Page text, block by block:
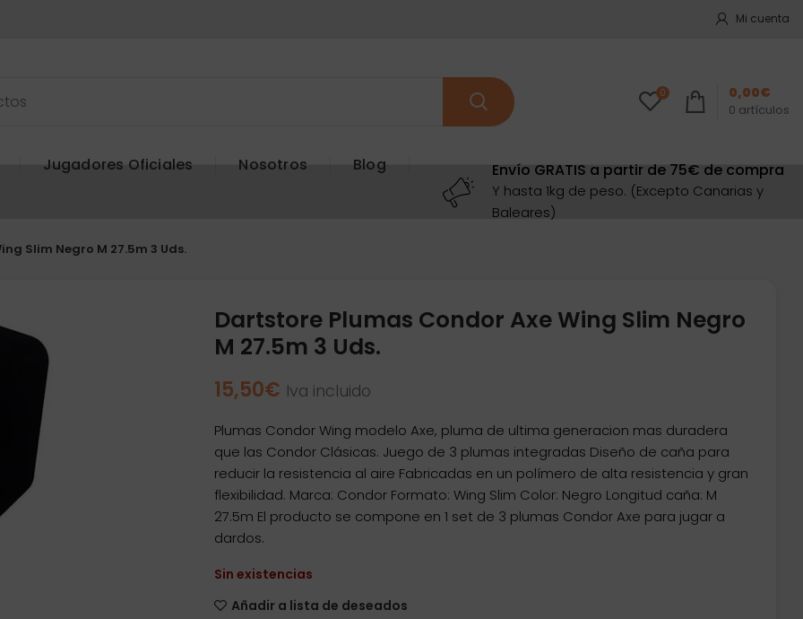
Mi cuenta
0
0 artículos
0,00€
Jugadores Oficiales Nosotros Blog Envío GRATIS a partir de 75€ de compra
Y hasta 1kg de peso. (Excepto Canarias y
Baleares)
Slim Negro M 27.5m 3 Uds.
Dartstore Plumas Condor Axe Wing Slim Negro
M 27.5m 3 Uds.
15,50€ Iva incluido
Plumas Condor Wing modelo Axe, pluma de ultima generacion mas duradera
que las Condor Clásicas. Juego de 3 plumas integradas Diseño de caña para
reducir la resistencia al aire Fabricadas en un polímero de alta resistencia y gran
flexibilidad. Marca: Condor Formato: Wing Slim Color: Negro Longitud caña: M
27.5m El producto se compone en 1 set de 3 plumas Condor Axe para jugar a
dardos.
Sin existencias
Añadir a lista de deseados